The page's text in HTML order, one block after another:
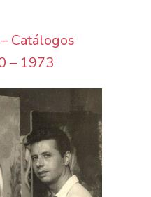
Catálogos
– 1973